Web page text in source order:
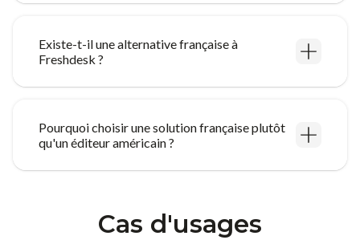
Existe-t-il une alternative française à
Freshdesk ?
Pourquoi choisir une solution française plutôt
qu'un éditeur américain ?
Cas d'usages